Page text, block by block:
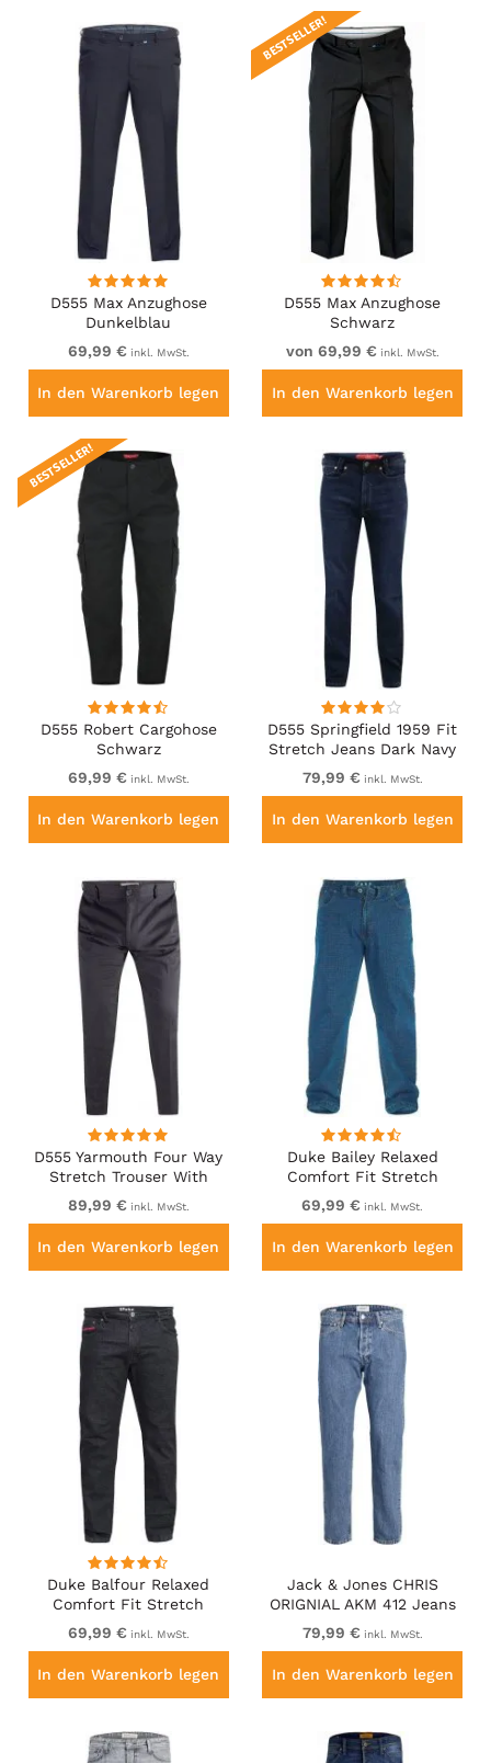
D555 Max Anzughose
Dunkelblau
69,99 € inkl. MwSt.
In den Warenkorb legen
D555 Max Anzughose
Schwarz
BESTSELLER!
von 69,99 € inkl. MwSt.
In den Warenkorb legen
D555 Robert Cargohose
Schwarz
BESTSELLER!
69,99 € inkl. MwSt.
In den Warenkorb legen
D555 Springfield 1959 Fit
Stretch Jeans Dark Navy
79,99 € inkl. MwSt.
In den Warenkorb legen
D555 Yarmouth Four Way
Stretch Trouser With
Flexible Waistband Black
89,99 € inkl. MwSt.
In den Warenkorb legen
Duke Bailey Relaxed
Comfort Fit Stretch
Jeans With Elasticated
Waist Stonewash
69,99 € inkl. MwSt.
In den Warenkorb legen
Duke Balfour Relaxed
Comfort Fit Stretch
Jeans With Elasticated
Waist Black
69,99 € inkl. MwSt.
In den Warenkorb legen
Jack & Jones CHRIS
ORIGNIAL AKM 412 Jeans
Blue Denim
79,99 € inkl. MwSt.
In den Warenkorb legen